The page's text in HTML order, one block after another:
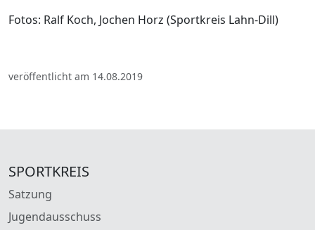
Fotos: Ralf Koch, Jochen Horz (Sportkreis Lahn-Dill)
veröffentlicht am 14.08.2019
SPORTKREIS
Satzung
Jugendausschuss